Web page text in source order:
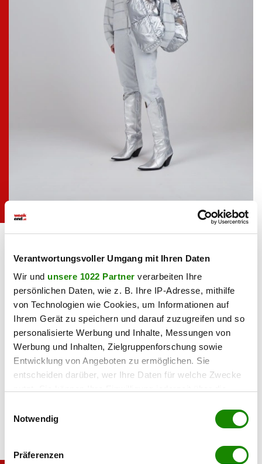
Verantwortungsvoller Umgang mit Ihren Daten
Wir und unsere 1022 Partner verarbeiten Ihre
persönlichen Daten, wie z. B. Ihre IP-Adresse, mithilfe
von Technologien wie Cookies, um Informationen auf
Ihrem Gerät zu speichern und darauf zuzugreifen und so
personalisierte Werbung und Inhalte, Messungen von
Werbung und Inhalten, Zielgruppenforschung sowie
Entwicklung von Angeboten zu ermöglichen. Sie
entscheiden darüber, wer Ihre Daten für welche Zwecke
Trigger Symbol ändern oder widerrufen
Informationen über Ihre geografische Lage
Notwendig
Präferenzen
Marc Aurel setzt auf einen All-Over-Look von
Marc Aurel
Königin der Nacht
Inspiriert vom dunklen Nachthimmel, in dem nur einige
Sterne leuchten, zeigt sich die Trendfarbe „Nachtblau” in
dieser Saison besonders vielseitig. Im Mix mitWeiß , aber
auch im Kontrast zu anderen Farben wirkt der dunkle Ton
besonders schön.